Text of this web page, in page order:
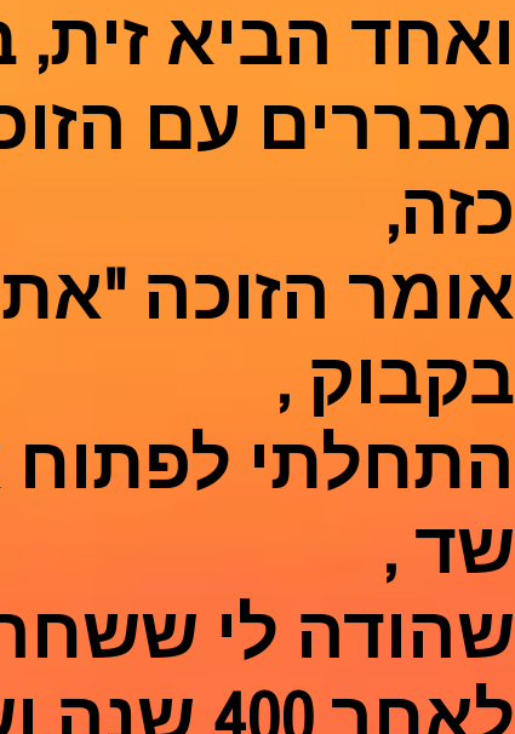
ואחד הביא
מבררים עם
כזה,
אומר הזוכה
בקבוק ,
התחלתי לפתוח
שד ,
שהודה לי